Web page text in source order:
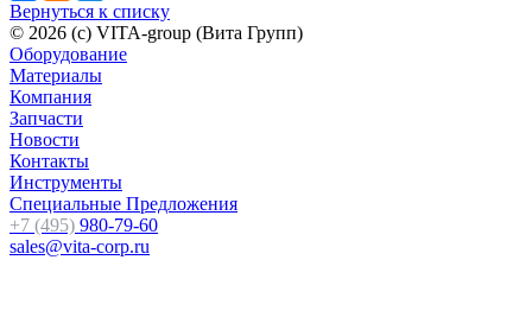
Вернуться к списку
© 2026 (c) VITA-group (Вита Групп)
Оборудование
Материалы
Компания
Запчасти
Новости
Контакты
Инструменты
Специальные Предложения
+7 (495) 980-79-60
sales@vita-corp.ru